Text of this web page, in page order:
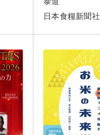
日本食糧新聞社